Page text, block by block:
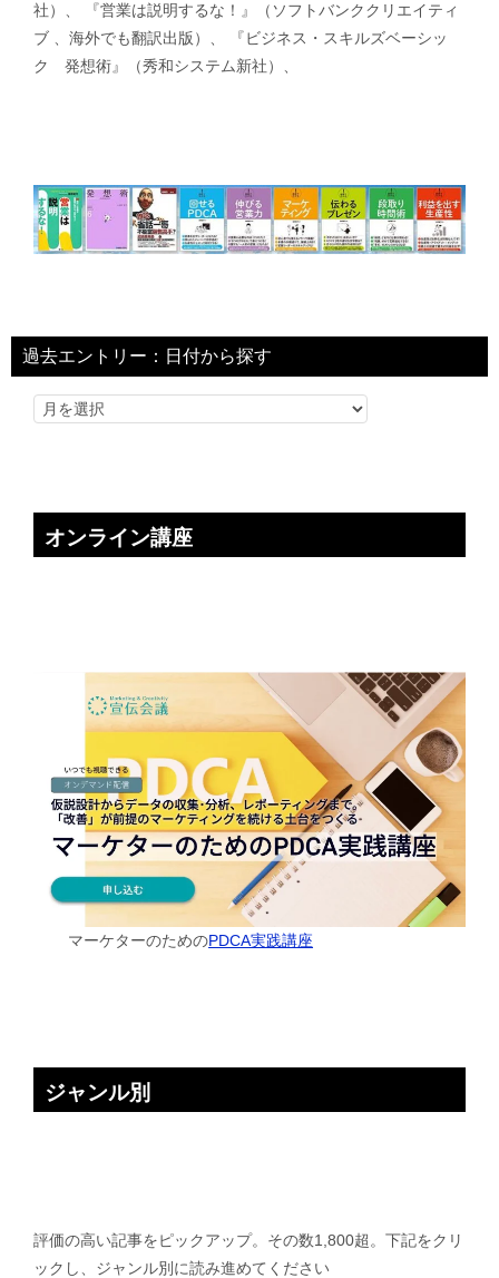
社）、 『営業は説明するな！』（ソフトバンククリエイティ
ブ 、海外でも翻訳出版）、 『ビジネス・スキルズベーシッ
ク 発想術』（秀和システム新社）、
過去エントリー：日付から探す
オンライン講座
マーケターのためのPDCA実践講座
ジャンル別
評価の高い記事をピックアップ。その数1,800超。下記をクリ
ックし、ジャンル別に読み進めてください